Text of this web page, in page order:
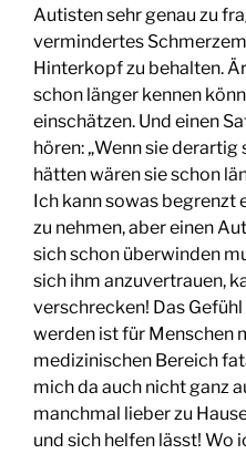
Autisten sehr genau zu
vermindertes
Hinterkopf zu behalten.
schon länger kennen
einschätzen. Und einen
hören: „Wenn sie
hätten wären sie schon
Ich kann sowas begrenzt
zu nehmen, aber einen
sich schon überwinden
sich ihm anzuvertrauen,
verschrecken! Das
werden ist für Menschen
medizinischen Bereich
mich da auch nicht ganz
manchmal lieber zu
und sich helfen lässt! Wo